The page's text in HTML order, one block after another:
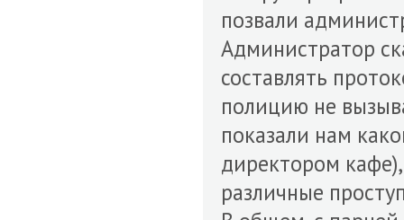
позвали
Администратор
составлять
полицию не
показали нам
директором
различные